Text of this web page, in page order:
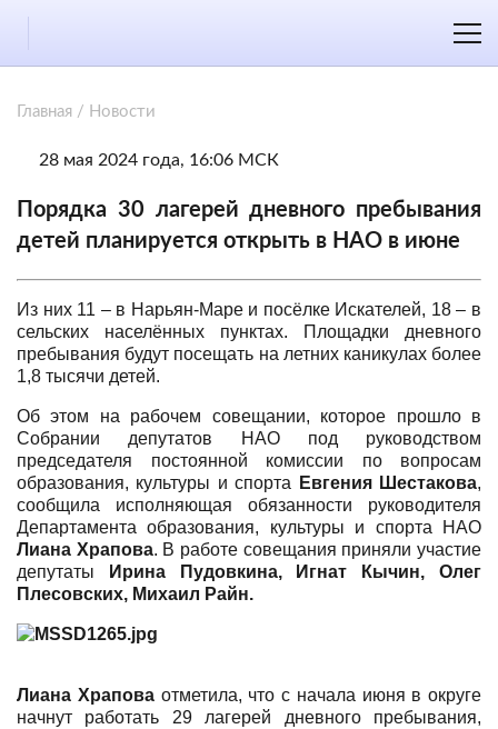
Главная / Новости
28 мая 2024 года, 16:06 МСК
Порядка 30 лагерей дневного пребывания
детей планируется открыть в НАО в июне
Из них 11 – в Нарьян-Маре и посёлке Искателей, 18 – в
сельских населённых пунктах. Площадки дневного
пребывания будут посещать на летних каникулах более
1,8 тысячи детей.
Об этом на рабочем совещании, которое прошло в
Собрании депутатов НАО под руководством
председателя постоянной комиссии по вопросам
образования, культуры и спорта
Евгения Шестакова,
сообщила исполняющая обязанности руководителя
Департамента образования, культуры и спорта НАО
Лиана Храпова. В работе совещания приняли участие
депутаты
Ирина Пудовкина, Игнат Кычин, Олег
Плесовских, Михаил Райн.
Лиана Храповаотметила, что с начала июня в округе
начнут работать 29 лагерей дневного пребывания,